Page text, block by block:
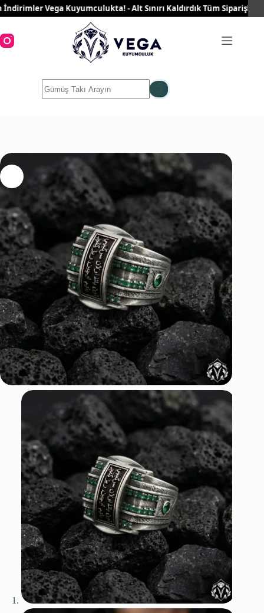
Skip
to
Vega Kuyumculukta! - Alt Sınırı Kaldırdık Tüm
results